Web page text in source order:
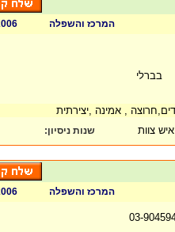
המרכז והשפלה
בברלי
, אמינה ,יצירתית
איש צוות שנות ניסיון:
המרכז והשפלה